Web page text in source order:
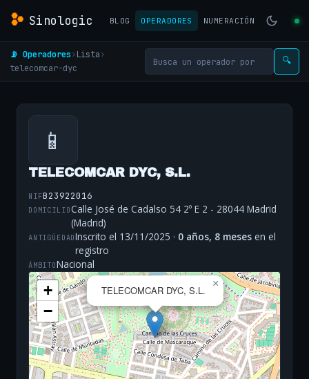
Sinologic BLOG OPERADORES NUMERACIÓN
📡 Operadores› Lista›
telecomcar-dyc
🔍
📱
TELECOMCAR DYC, S.L.
NIFB23922016
DOMICILIOCalle José de Cadalso 54 2º E 2 - 28044 Madrid
(Madrid)
ANTIGÜEDADInscrito el 13/11/2025 · 0 años, 8 meses en el
registro
ÁMBITONacional
TELECOMCAR DYC, S.L.
×
+
−